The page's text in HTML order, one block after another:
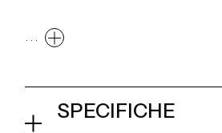
...
SPECIFICHE